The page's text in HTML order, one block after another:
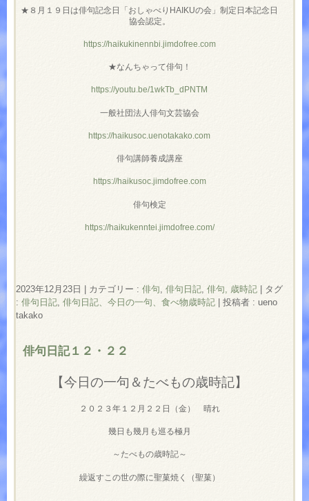
★８月１９日は俳句記念日「おしゃべりHAIKUの会」制定日本記念日
協会認定。
https://haikukinennbi.jimdofree.com
★なんちゃって俳句！
https://youtu.be/1wkTb_dPNTM
一般社団法人俳句文芸協会
https://haikusoc.uenotakako.com
俳句講師養成講座
https://haikusoc.jimdofree.com
俳句検定
https://haikukenntei.jimdofree.com/
2023年12月23日 カテゴリー : 俳句, 俳句日記, 俳句, 歳時記
タグ
: 俳句日記, 俳句日記、今日の一句、食べ物歳時記
投稿者 : ueno
takako
俳句日記１２・２２
【今日の一句＆たべもの歳時記】
２０２３年１２月２２日（金） 晴れ
幾日も幾月も巡る極月
～たべもの歳時記～
繰返すこの世の際に聖菓焼く（聖菓）